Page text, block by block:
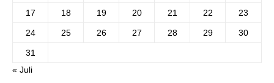
17 18 19 20 21 22 23
24 25 26 27 28 29 30
31
« Juli